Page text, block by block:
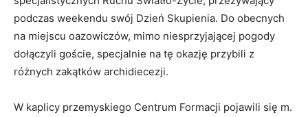
podczas weekendu swój Dzień Skupienia. Do obecnych
na miejscu oazowiczów, mimo niesprzyjającej pogody
dołączyli goście, specjalnie na tę okazję przybili z
różnych zakątków archidiecezji.
W kaplicy przemyskiego Centrum Formacji pojawili się m.